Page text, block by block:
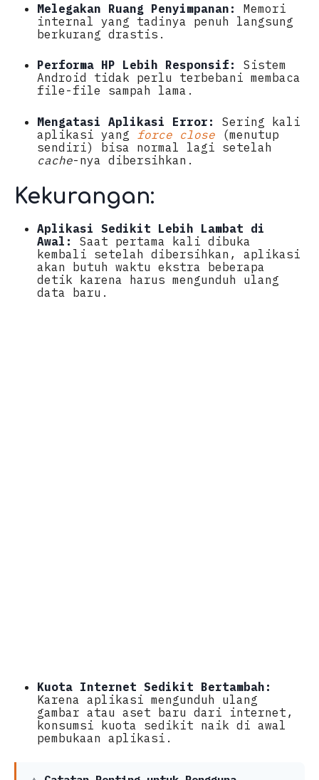
Melegakan Ruang Penyimpanan:
Memori
internal yang tadinya penuh langsung
berkurang drastis.
Performa HP Lebih Responsif:
Sistem
Android tidak perlu terbebani membaca
file-file sampah lama.
Mengatasi Aplikasi Error:
Sering kali
aplikasi yang force close (menutup
sendiri) bisa normal lagi setelah
cache-nya dibersihkan.
Kekurangan:
Aplikasi Sedikit Lebih Lambat di
Awal:
Saat pertama kali dibuka
kembali setelah dibersihkan, aplikasi
akan butuh waktu ekstra beberapa
detik karena harus mengunduh ulang
data baru.
Kuota Internet Sedikit Bertambah:
Karena aplikasi mengunduh ulang
gambar atau aset baru dari internet,
konsumsi kuota sedikit naik di awal
pembukaan aplikasi.